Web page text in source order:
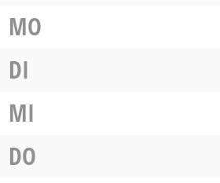
MO
DI
MI
DO